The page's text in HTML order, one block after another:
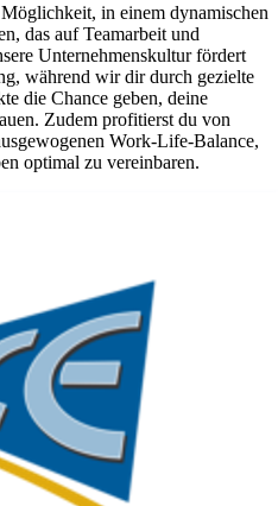
in einem dynamischen
das auf Teamarbeit und
Unternehmenskultur fördert
während wir dir durch gezielte
die Chance geben, deine
Zudem profitierst du von
Work-Life-Balance,
optimal zu vereinbaren.